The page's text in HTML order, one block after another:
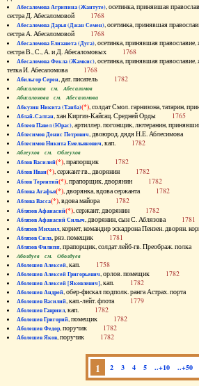
Абесаломова Агрипина (Жантуте), осетинка, принявшая
сестра Д. Абесаломовой 1768
Абесаломова Дарья (Джан Семен), осетинка, принявшая
сестра А. Абесаломовой 1768
Абесаломова Елизавета (Дуга), осетинка, принявшая
сестра В., С., А. и Д. Абесаломовых 1768
Абесаломова Фекла (Жамкис), осетинка, принявшая
тетка И. Абесаломова 1768
Абильгор Серен, дат. писатель 1782
Абисаломов см. Абесаломов
Абисаломова см. Абесаломова
Абкузин Никита (Танба)(*), солдат Смол. гарнизона, татарин,
Аблай-Салтан, хан Киргиз-Кайсац. Средней Орды 1765
Аблеев Павел (Юрас), артиллер. погонщик, лютеранин,
Аблесимов Денис Петрович, двоюрод. дядя Н.Е. Аблесимова
Аблесимов Никита Емельянович, кап. 1782
Аблеухов см. Облеухов
Аблов Василий(*), прапорщик 1782
Аблов Иван(*), сержант гв., дворянин 1782
Аблов Терентий(*), прапорщик, дворянин 1782
Аблова Агафья(*), дворянка, вдова сержанта 1782
Аблова Васса(*), вдова майора 1782
Аблязов Афанасий(*), сержант, дворянин 1782
Аблязов Афанасий Силыч, дворянин, сын С. Аблязова 1781
Аблязов Михаил, корнет, командир эскадрона Пензен. дворян.
Аблязов Сила, ряз. помещик 1781
Аблязов Филипп, прапорщик, солдат лейб-гв. Преображ.
Аболдуев см. Оболдуев
Аболешев Алексей, кап. 1758
Аболешев Алексей Григорьевич, орлов. помещик 1782
Аболешев Алексей [Яковлевич], кап. 1782
Аболешев Андрей, обер-фискал подполк. ранга Астрах. порта
Аболешев Василий, кап.-лейт. флота 1779
Аболешев Гавриил, кап. 1782
Аболешев Григорий, помещик 1782
Аболешев Федор, поручик 1782
Аболешев Яков, поручик 1782
1 2 3 4 5 ..+10 ..+50